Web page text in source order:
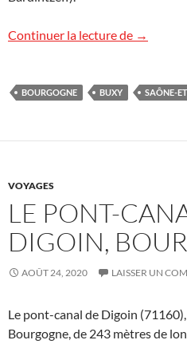
Continuer la lecture de Buxy la
→
BOURGOGNE BUXY SAÔNE-
VOYAGES
LE PONT-
DIGOIN,
AOÛT 24, 2020 LAISSER UN
Le pont-canal de Digoin
Bourgogne, de 243 mètres de